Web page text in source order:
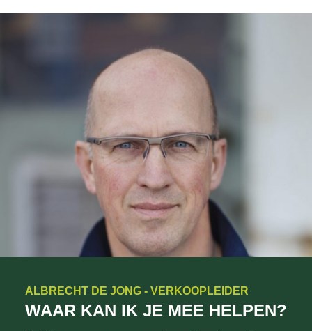
ALBRECHT DE JONG - VERKOOPLEIDER
WAAR KAN IK JE MEE HELPEN?